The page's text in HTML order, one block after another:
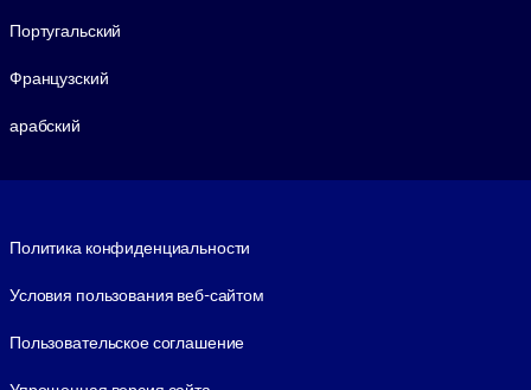
Португальский
Французский
арабский
Политика конфиденциальности
Условия пользования веб-сайтом
Пользовательское соглашение